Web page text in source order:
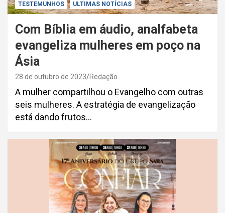
TESTEMUNHOS
ULTIMAS NOTÍCIAS
Com Bíblia em áudio, analfabeta
evangeliza mulheres em poço na
Ásia
28 de outubro de 2023 Redação
A mulher compartilhou o Evangelho com outras
seis mulheres. A estratégia de evangelização
está dando frutos…